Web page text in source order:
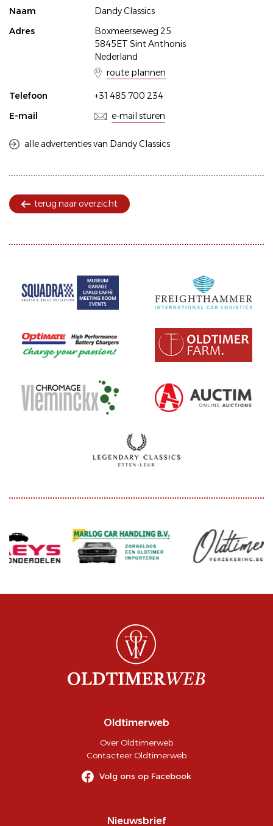
Naam
Dandy Classics
Adres
Boxmeerseweg 25
5845ET Sint Anthonis
Nederland
route plannen
Telefoon
+31 485 700 234
E-mail
e-mail sturen
alle advertenties van Dandy Classics
terug naar overzicht
Oldtimerweb
Over Oldtimerweb
Contacteer Oldtimerweb
Volg ons op Facebook
Nieuwsbrief